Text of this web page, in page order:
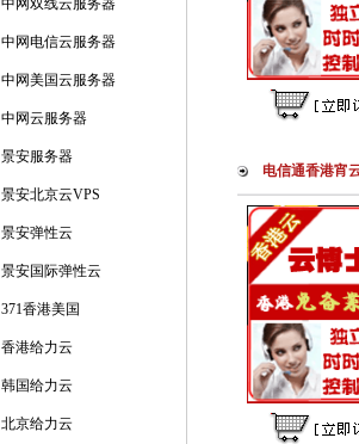
中网双线云服务器
中网电信云服务器
中网美国云服务器
中网云服务器
景安服务器
景安北京云VPS
景安弹性云
景安国际弹性云
371香港美国
香港给力云
韩国给力云
北京给力云
电信通香港宵